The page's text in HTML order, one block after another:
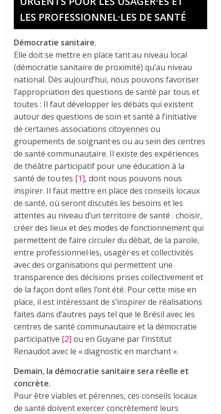
LES PROFESSIONNEL·LES DE SANTÉ
Démocratie sanitaire.
Elle doit se mettre en place tant au niveau local
(démocratie sanitaire de proximité) qu’au niveau
national. Dès aujourd’hui, nous pouvons favoriser
l’appropriation des questions de santé par tous et
toutes : Il faut développer les débats qui existent
autour des questions de soin et santé à l’initiative
de certaines associations citoyennes ou
groupements de soignant·es ou au sein des centres
de santé communautaire. Il existe des expériences
de théâtre participatif pour une éducation à la
santé de tou·tes [1], dont nous pouvons nous
inspirer. Il faut mettre en place des conseils locaux
de santé, où seront discutés les besoins et les
attentes au niveau d’un territoire de santé : choisir,
créer des lieux et des modes de fonctionnement qui
permettent de faire circuler du débat, de la parole,
entre professionnel·les, usagèr·es et collectivités
avec des organisations qui permettent une
transparence des décisions prises collectivement et
de la façon dont elles l’ont été. Pour cette mise en
place, il est intéressant de s’inspirer de réalisations
faites dans d’autres pays tel que le Brésil avec les
centres de santé communautaire et la démocratie
participative [2] ou en Guyane par l’institut
Renaudot avec le « diagnostic en marchant ».
Demain, la démocratie sanitaire sera réelle et
concrète.
Pour être viables et pérennes, ces conseils locaux
de santé doivent exercer concrètement leurs